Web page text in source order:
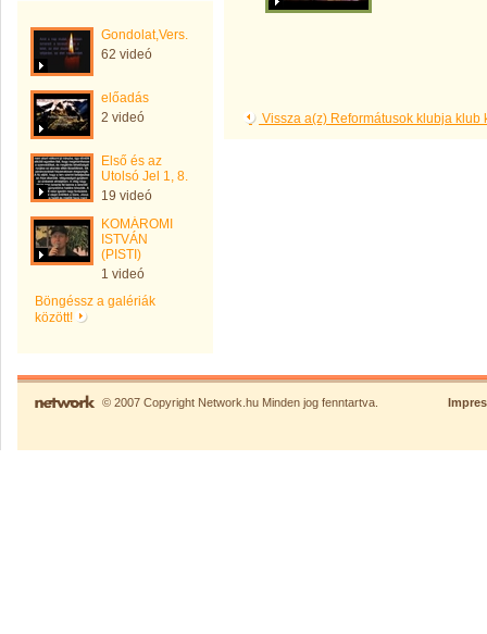
Gondolat,Vers.
62 videó
előadás
2 videó
Első és az
Utolsó Jel 1, 8.
19 videó
KOMÁROMI
ISTVÁN
(PISTI)
1 videó
Böngéssz a galériák
között!
Vissza a(z) Reformátusok klubja
© 2007 Copyright Network.hu Minden jog fenntartva.